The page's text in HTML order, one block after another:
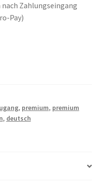
nach Zahlungseingang
Pay)
, premium, premium
, deutsch